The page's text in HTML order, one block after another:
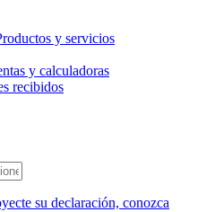
y servicios
y calculadoras
recibidos
su declaración, conozca